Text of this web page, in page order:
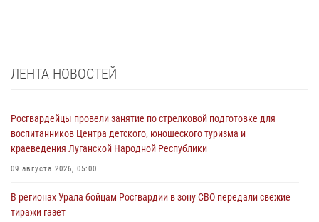
ЛЕНТА НОВОСТЕЙ
Росгвардейцы провели занятие по стрелковой подготовке для
воспитанников Центра детского, юношеского туризма и
краеведения Луганской Народной Республики
09 августа 2026, 05:00
В регионах Урала бойцам Росгвардии в зону СВО передали свежие
тиражи газет